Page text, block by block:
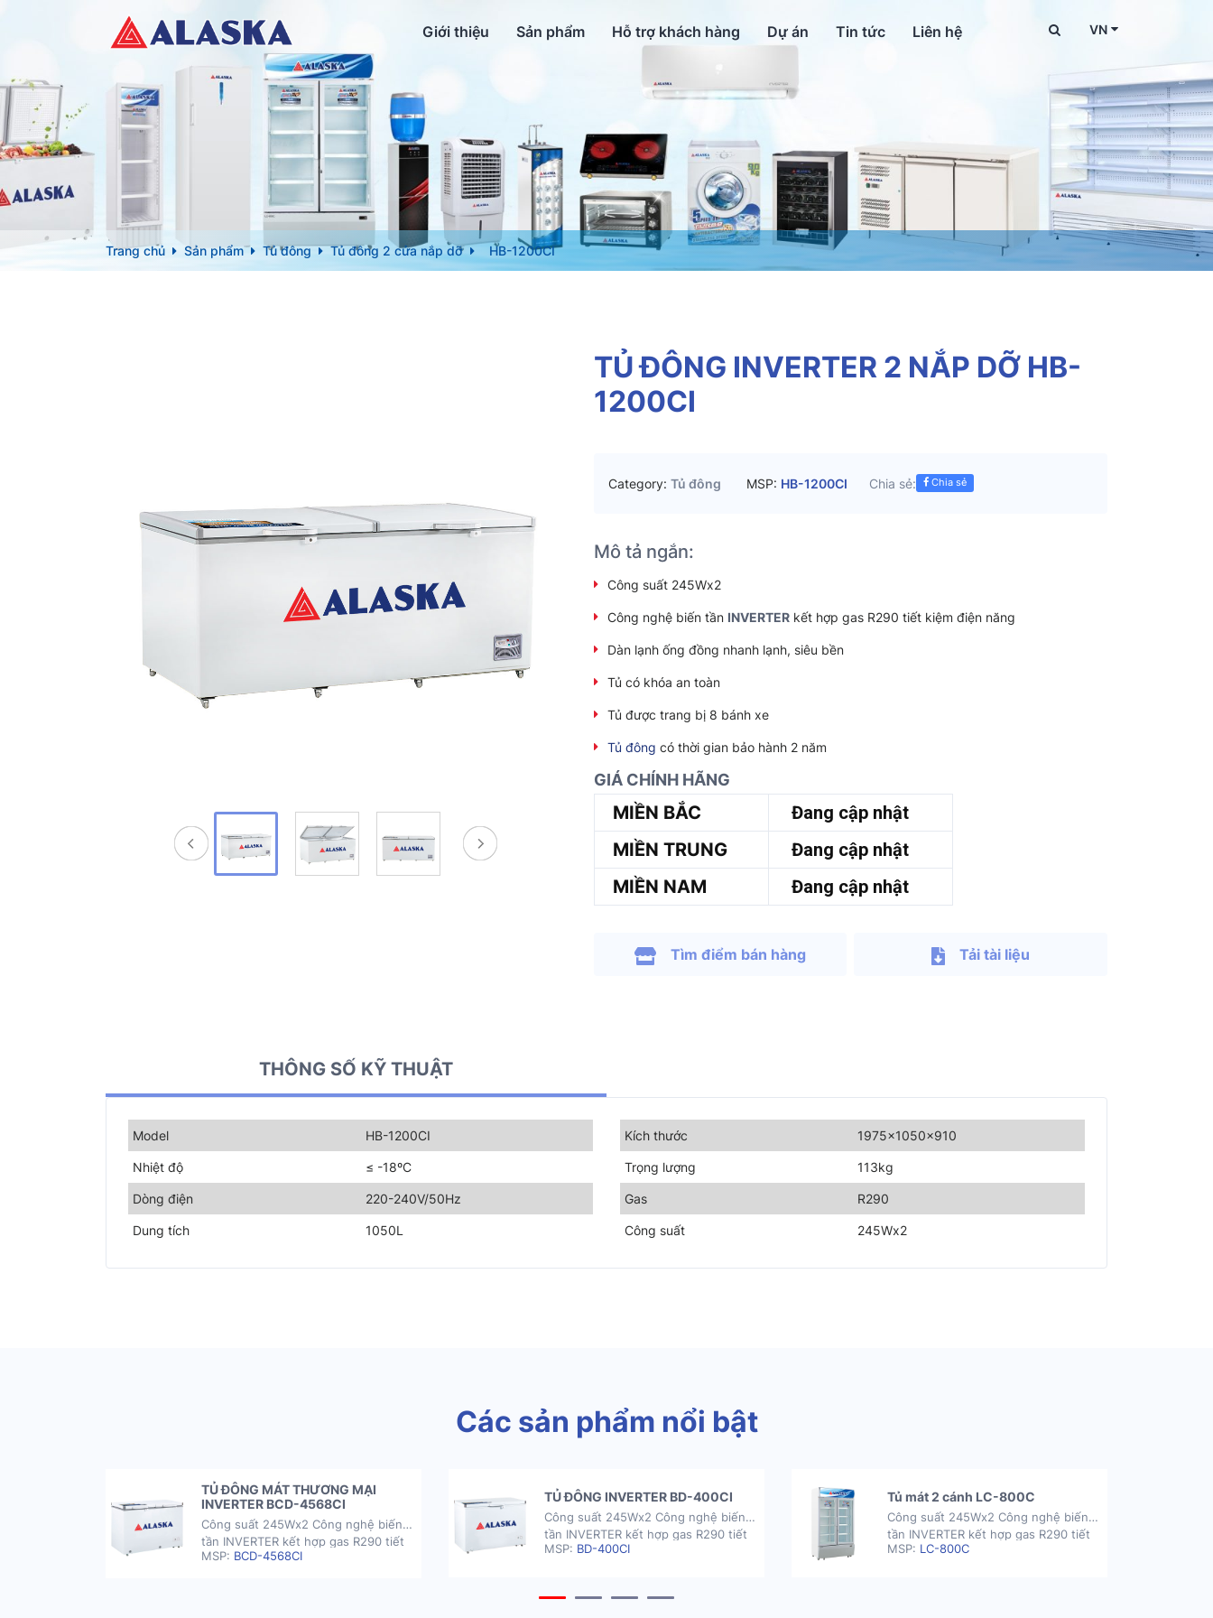
Giới thiệu Sản phẩm Hỗ trợ khách hàng Dự án Tin tức Liên hệ VN
Trang chủ Sản phẩm Tủ đông Tủ đông 2 cửa nắp dỡ HB-1200CI
TỦ ĐÔNG INVERTER 2 NẮP DỠ HB-
1200CI
Category: Tủ đông MSP: HB-1200CI Chia sẻ: Chia sẻ
Mô tả ngắn:
Công suất 245Wx2
Công nghệ biến tần INVERTERkết hợp gas R290 tiết kiệm điện năng
Dàn lạnh ống đồng nhanh lạnh, siêu bền
Tủ có khóa an toàn
Tủ được trang bị 8 bánh xe
Tủ đông có thời gian bảo hành 2 năm
GIÁ CHÍNH HÃNG
MIỀN BẮC
Đang cập nhật
MIỀN TRUNG
Đang cập nhật
MIỀN NAM
Đang cập nhật
Tìm điểm bán hàng Tải tài liệu
THÔNG SỐ KỸ THUẬT
Model HB-1200CI Kích thước 1975x1050x910
Nhiệt độ ≤ -18ºC Trọng lượng 113kg
Dòng điện 220-240V/50Hz Gas R290
Dung tích 1050L Công suất 245Wx2
Các sản phẩm nổi bật
TỦ ĐÔNG MÁT THƯƠNG MẠI
INVERTER BCD-4568CI
Công suất 245Wx2 Công nghệ biến
tần INVERTER kết hợp gas R290 tiết
kiệm điện năng Dàn lạnh ống đồng
MSP: BCD-4568CI
TỦ ĐÔNG INVERTER BD-400CI
Công suất 245Wx2 Công nghệ biến
tần INVERTER kết hợp gas R290 tiết
kiệm điện năng Dàn lạnh ống đồng
đông có thời gian bảo hành 2 năm GIÁ
MSP: BD-400CI
Tủ mát 2 cánh LC-800C
Công suất 245Wx2 Công nghệ biến
tần INVERTER kết hợp gas R290 tiết
kiệm điện năng Dàn lạnh ống đồng
MSP: LC-800C